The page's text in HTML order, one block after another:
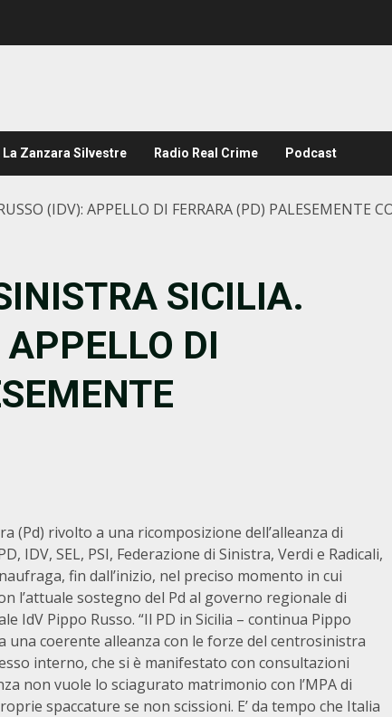
La Zanzara Silvestre Radio Real Crime Podcast
(IDV): APPELLO DI FERRARA (PD) PALESEMENTE
SICILIA.
DI
(Pd) rivolto a una ricomposizione dell’alleanza di
IDV, SEL, PSI, Federazione di Sinistra, Verdi e Radicali,
fin dall’inizio, nel preciso momento in cui
l’attuale sostegno del Pd al governo regionale di
IdV Pippo Russo. “Il PD in Sicilia – continua Pippo
una coerente alleanza con le forze del centrosinistra
interno, che si è manifestato con consultazioni
non vuole lo sciagurato matrimonio con l’MPA di
spaccature se non scissioni. E’ da tempo che Italia